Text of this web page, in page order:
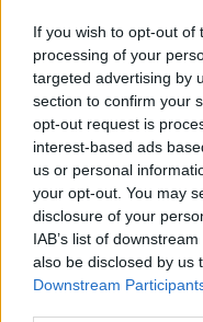
If you wish to opt-out of
processing of your
targeted advertising by
section to confirm your
opt-out request is
interest-based ads
us or personal
your opt-out. You may
disclosure of your
IAB’s list of
also be disclosed by us
Downstream